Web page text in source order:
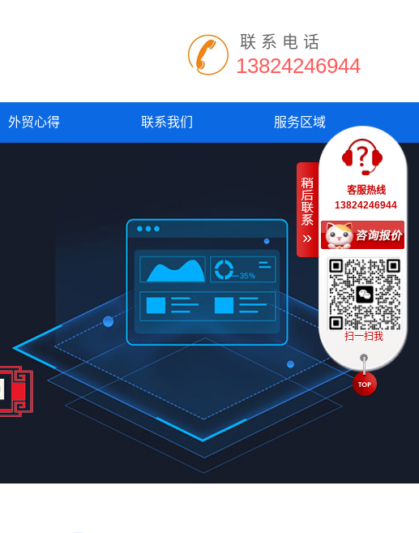
联系电话
13824246944
外贸心得 联系我们 服务区域
客服热线
13824246944
扫一扫我